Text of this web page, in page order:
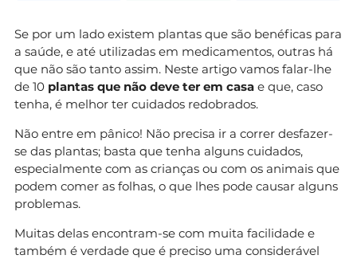
Se por um lado existem plantas que são benéficas para
a saúde, e até utilizadas em medicamentos, outras há
que não são tanto assim. Neste artigo vamos falar-lhe
de 10 plantas que não deve ter em casa e que, caso
tenha, é melhor ter cuidados redobrados.
Não entre em pânico! Não precisa ir a correr desfazer-
se das plantas; basta que tenha alguns cuidados,
especialmente com as crianças ou com os animais que
podem comer as folhas, o que lhes pode causar alguns
problemas.
Muitas delas encontram-se com muita facilidade e
também é verdade que é preciso uma considerável